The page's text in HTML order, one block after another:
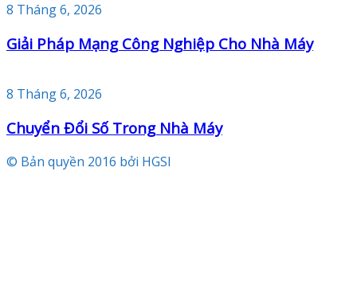
8 Tháng 6, 2026
Giải Pháp Mạng Công Nghiệp Cho Nhà Máy
8 Tháng 6, 2026
Chuyển Đổi Số Trong Nhà Máy
© Bản quyền 2016 bởi HGSI